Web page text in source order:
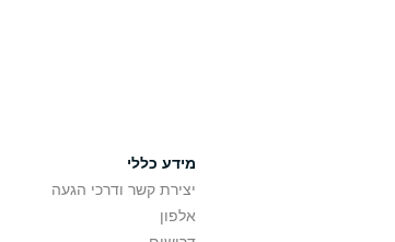
מידע כללי
יצירת קשר ודרכי הגעה
אלפון